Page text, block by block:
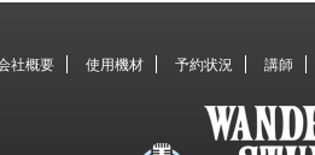
社概要 使用機材 予約状況 講師